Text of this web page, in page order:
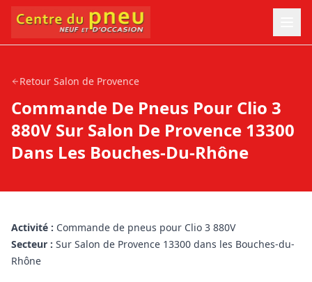
Retour Salon de Provence
Commande De Pneus Pour Clio 3
880V Sur Salon De Provence 13300
Dans Les Bouches-Du-Rhône
Activité : Commande de pneus pour Clio 3 880V
Secteur : Sur Salon de Provence 13300 dans les Bouches-du-
Rhône